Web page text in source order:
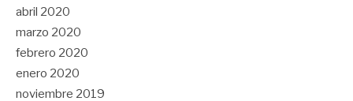
abril 2020
marzo 2020
febrero 2020
enero 2020
noviembre 2019